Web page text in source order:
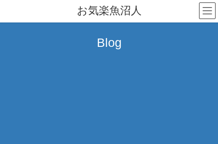
テ
ゲ
お気楽魚沼人
Blog